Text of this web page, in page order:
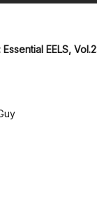
EELS,